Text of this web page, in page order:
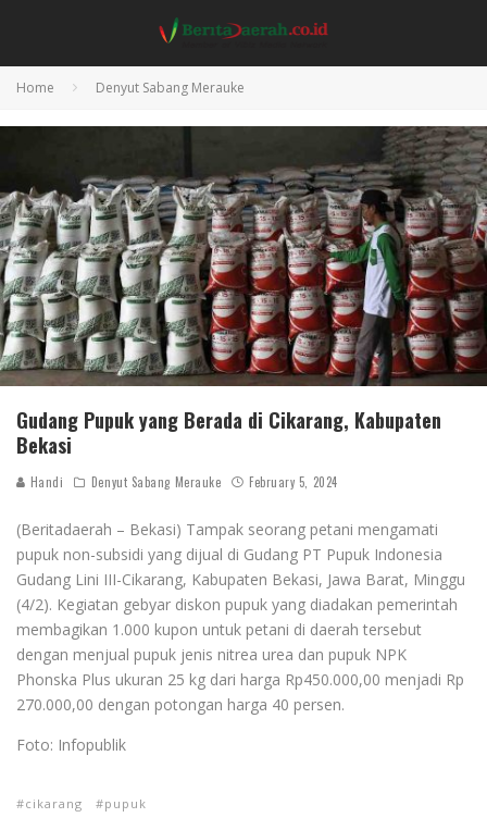
Home Denyut Sabang Merauke
Gudang Pupuk yang Berada di Cikarang, Kabupaten
Bekasi
Handi Denyut Sabang Merauke February 5, 2024
(Beritadaerah – Bekasi) Tampak seorang petani mengamati
pupuk non-subsidi yang dijual di Gudang PT Pupuk Indonesia
Gudang Lini III-Cikarang, Kabupaten Bekasi, Jawa Barat, Minggu
(4/2). Kegiatan gebyar diskon pupuk yang diadakan pemerintah
membagikan 1.000 kupon untuk petani di daerah tersebut
dengan menjual pupuk jenis nitrea urea dan pupuk NPK
Phonska Plus ukuran 25 kg dari harga Rp450.000,00 menjadi Rp
270.000,00 dengan potongan harga 40 persen.
Foto: Infopublik
cikarang pupuk